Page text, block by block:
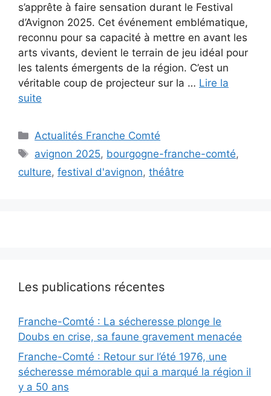
s’apprête à faire sensation durant le Festival
d’Avignon 2025. Cet événement emblématique,
reconnu pour sa capacité à mettre en avant les
arts vivants, devient le terrain de jeu idéal pour
les talents émergents de la région. C’est un
véritable coup de projecteur sur la … Lire la
suite
Catégories
Actualités Franche Comté
Étiquettes
avignon 2025, bourgogne-franche-comté,
culture, festival d'avignon, théâtre
Les publications récentes
Franche-Comté : La sécheresse plonge le
Doubs en crise, sa faune gravement menacée
Franche-Comté : Retour sur l’été 1976, une
sécheresse mémorable qui a marqué la région il
y a 50 ans